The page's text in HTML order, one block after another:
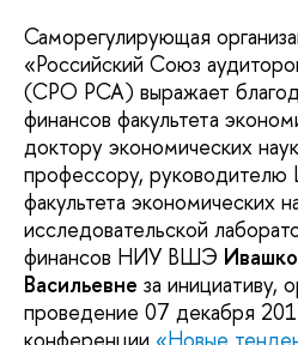
Саморегулирующая
«Российский Союз
(СРО РСА) выражает
финансов факультета
доктору экономических
профессору,
факультета экономических
исследовательской
финансов НИУ ВШЭ
Васильевне за инициативу,
проведение 07 декабря